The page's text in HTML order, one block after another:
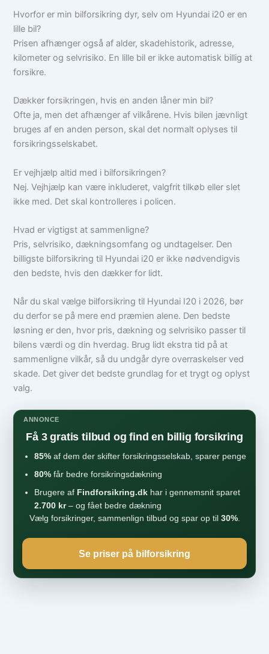
Hvorfor er min bilforsikring dyr, selv om Hyundai i20 er en
lille bil?
Prisen afhænger også af alder, skadehistorik, adresse,
kilometer og selvrisiko. En lille bil er ikke automatisk billig at
forsikre.
Dækker forsikringen, hvis en anden låner min bil?
Ofte ja, men det afhænger af vilkårene. Hvis bilen jævnligt
bruges af en anden person, skal det normalt oplyses til
forsikringsselskabet.
Er vejhjælp altid med i bilforsikringen?
Nej. Vejhjælp kan være inkluderet, valgfrit tilkøb eller slet
ikke med. Det skal kontrolleres i policen.
Hvad er vigtigst at sammenligne?
Pris, selvrisiko, dækningsomfang og undtagelser. Den
billigste bilforsikring til Hyundai i20 er ikke nødvendigvis
den bedste, hvis den dækker for lidt.
Når du skal vælge bilforsikring til Hyundai I20 i 2026, bør
du derfor se på mere end præmien alene. Den bedste
løsning er den, hvor pris, dækning og selvrisiko passer til
bilens værdi og din hverdag. Brug lidt ekstra tid på at
sammenligne vilkår, så du undgår dyre overraskelser ved
skade. Det giver det bedste grundlag for et trygt og oplyst
valg.
ANNONCE
Få 3 gratis tilbud og find en billig forsikring
85% af dem der skifter forsikringsselskab, sparer penge
80% får bedre forsikringsdækning
Brugere af Findforsikring.dk har i gennemsnit sparet
2.700 kr– og fået bedre dækning
Vælg forsikringer, sammenlign tilbud og spar op til 30%.
Se priser på bilforsikring